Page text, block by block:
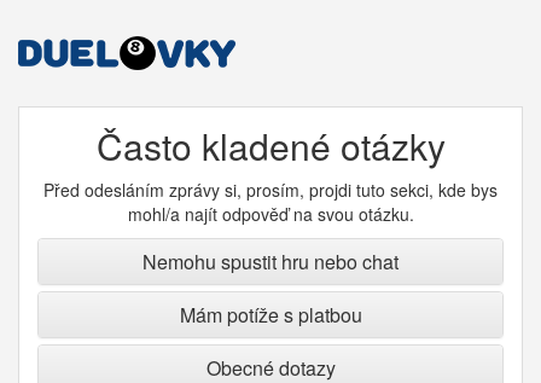
Často kladené otázky
Před odesláním zprávy si, prosím, projdi tuto sekci, kde bys
mohl/a najít odpověď na svou otázku.
Nemohu spustit hru nebo chat
Mám potíže s platbou
Obecné dotazy